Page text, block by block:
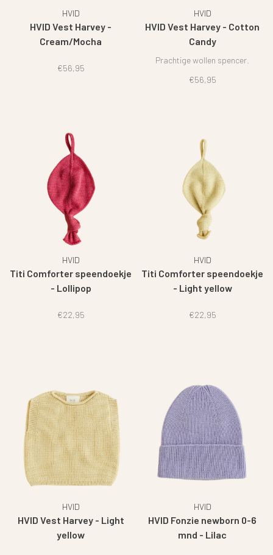
HVID
HVID Vest Harvey -
Cream/Mocha
€56,95
HVID
HVID Vest Harvey - Cotton
Candy
Prachtige wollen spencer.
€56,95
HVID
Titi Comforter speendoekje
- Lollipop
€22,95
HVID
Titi Comforter speendoekje
- Light yellow
€22,95
HVID
HVID Vest Harvey - Light
yellow
HVID
HVID Fonzie newborn 0-6
mnd - Lilac